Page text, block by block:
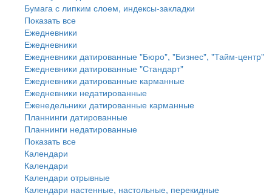
Бумага с липким слоем, индексы-закладки
Показать все
Ежедневники
Ежедневники
Ежедневники датированные "Бюро", "Бизнес", "Тайм-центр"
Ежедневники датированные "Стандарт"
Ежедневники датированные карманные
Ежедневники недатированные
Еженедельники датированные карманные
Планнинги датированные
Планнинги недатированные
Показать все
Календари
Календари
Календари отрывные
Календари настенные, настольные, перекидные